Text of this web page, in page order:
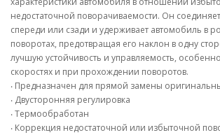
недостаточной поворачиваемости. Он
спереди или сзади и удерживает автомобиль в
поворотах, предотвращая его наклон в одну
лучшую устойчивость и управляемость,
скоростях и при прохождении поворотов.
‧ Предназначен для прямой замены
‧ Двусторонняя регулировка
‧ Термообработан
‧ Коррекция недостаточной или избыточной